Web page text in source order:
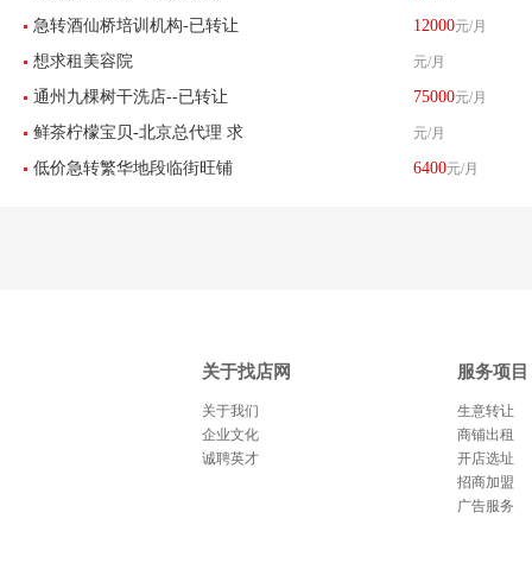
400平米 找店网推荐
急转酒仙桥培训机构-已转让 12000元/月
想求租美容院 元/月
通州九棵树干洗店--已转让 75000元/月
鲜茶柠檬宝贝-北京总代理 求
租北京区域8-30平米店铺
元/月
低价急转繁华地段临街旺铺 6400元/月
关于找店网
关于我们
企业文化
诚聘英才
服务项目
生意转让
商铺出租
开店选址
招商加盟
广告服务